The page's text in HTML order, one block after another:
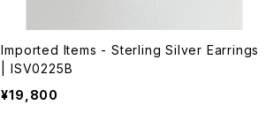
Imported Items - Sterling Silver Earrings
| ISV0225B
¥19,800